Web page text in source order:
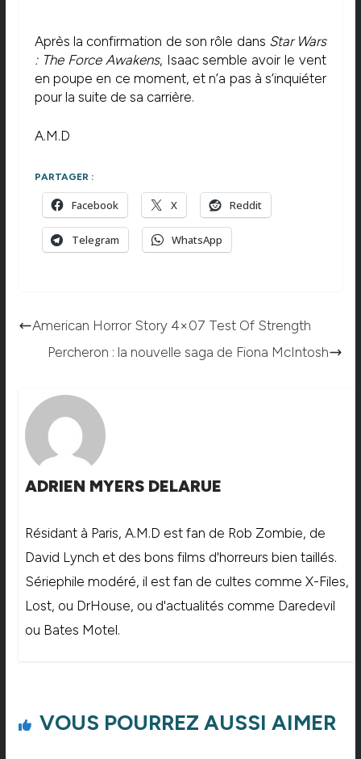
Après la confirmation de son rôle dans Star Wars
: The Force Awakens, Isaac semble avoir le vent
en poupe en ce moment, et n’a pas à s’inquiéter
pour la suite de sa carrière.
A.M.D
PARTAGER :
Facebook X Reddit
Telegram WhatsApp
American Horror Story 4×07 Test Of Strength
Percheron : la nouvelle saga de Fiona McIntosh
ADRIEN MYERS DELARUE
Résidant à Paris, A.M.D est fan de Rob Zombie, de
David Lynch et des bons films d'horreurs bien taillés.
Sériephile modéré, il est fan de cultes comme X-Files,
Lost, ou DrHouse, ou d'actualités comme Daredevil
ou Bates Motel.
VOUS POURREZ AUSSI AIMER